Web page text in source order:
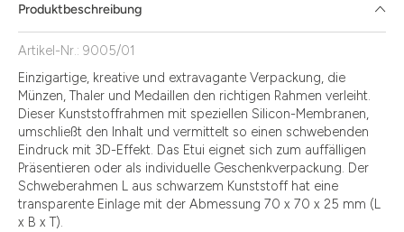
die
Zustimmung
aktivieren.
Produktbeschreibung
Artikel-Nr.: 9005/01
Einzigartige, kreative und extravagante Verpackung, die
Münzen, Thaler und Medaillen den richtigen Rahmen verleiht.
Dieser Kunststoffrahmen mit speziellen Silicon-Membranen,
umschließt den Inhalt und vermittelt so einen schwebenden
Eindruck mit 3D-Effekt. Das Etui eignet sich zum auffälligen
Präsentieren oder als individuelle Geschenkverpackung. Der
Schweberahmen L aus schwarzem Kunststoff hat eine
transparente Einlage mit der Abmessung 70 x 70 x 25 mm (L
x B x T).